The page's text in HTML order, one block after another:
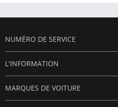
NUMÉRO DE SERVICE
L'INFORMATION
MARQUES DE VOITURE